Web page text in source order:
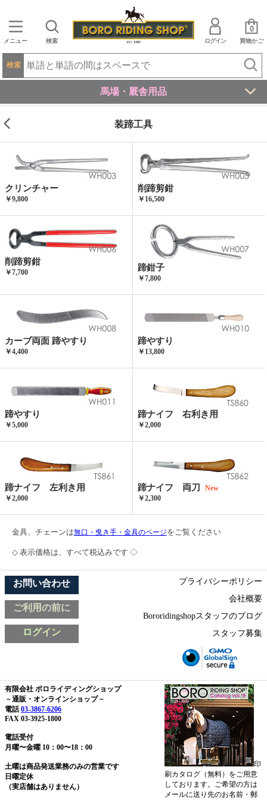
メニュー 検索 ログイン 買物かご
0
検索
馬場・厩舎用品
装蹄工具
クリンチャー
￥9,800
削蹄剪鉗
￥16,500
削蹄剪鉗
￥7,700 蹄鉗子
￥7,800
カーブ両面 蹄やすり
￥4,400
蹄やすり
￥13,800
蹄やすり
￥5,000
蹄ナイフ 右利き用
￥2,000
蹄ナイフ 左利き用
￥2,000
蹄ナイフ 両刀
New
￥2,300
金具、チェーンは無口・曵き手・金具のページをご覧ください
◇ 表示価格は、すべて税込みです ◇
お問い合わせ
ご利用の前に
ログイン
プライバシーポリシー
会社概要
Bororidingshopスタッフのブログ
スタッフ募集
有限会社 ボロライディングショップ
－通販・オンラインショップ－
電話03-3867-6206
FAX 03-3925-1800
電話受付
月曜〜金曜 10：00〜18：00
土曜は商品発送業務のみの営業です
日曜定休
（実店舗はありません）
印
刷カタログ（無料）をご用意
しております。ご希望の方は
メールに送り先のお名前・郵